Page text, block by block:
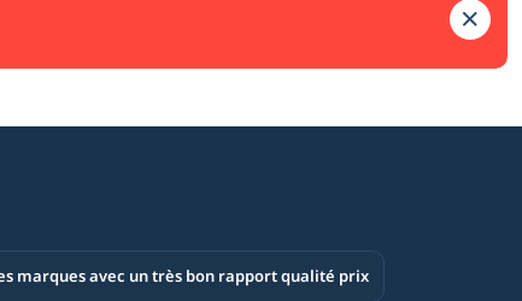
marques avec un très bon rapport qualité prix